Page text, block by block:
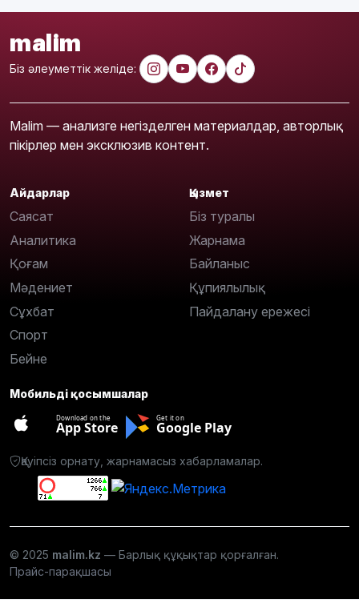
malim
Біз әлеуметтік желіде:
Malim — анализге негізделген материалдар, авторлық
пікірлер мен эксклюзив контент.
Айдарлар
Саясат
Аналитика
Қоғам
Мәдениет
Сұхбат
Спорт
Бейне
Қызмет
Біз туралы
Жарнама
Байланыс
Құпиялылық
Пайдалану ережесі
Мобильді қосымшалар
Download on the
App Store
Get it on
Google Play
Қауіпсіз орнату, жарнамасыз хабарламалар.
© 2025 malim.kz — Барлық құқықтар қорғалған.
Прайс-парақшасы